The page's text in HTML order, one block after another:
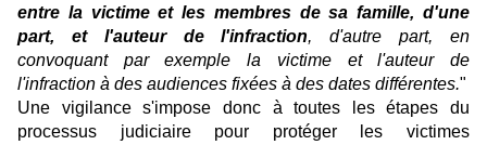
entre la victime et les membres de sa famille, d'une
part, et l'auteur de l'infraction, d'autre part, en
convoquant par exemple la victime et l'auteur de
l'infraction à des audiences fixées à des dates différentes."
Une vigilance s'impose donc à toutes les étapes du
processus judiciaire pour protéger les victimes